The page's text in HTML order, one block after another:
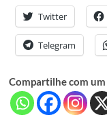
Twitter
Telegram
Compartilhe com